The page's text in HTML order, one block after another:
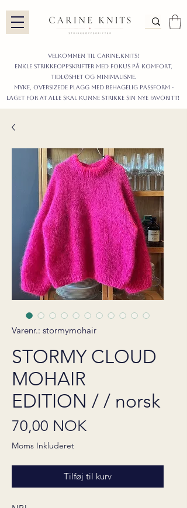
Velkommen til carine.knits!
enkle STRIKKEoppskrifter MED FOKUS PÅ KOMFORT,
TIDLØShet OG MINIMALISme.
myke, oversizede plagg med behagelig passform -
LAGET FOR AT ALLE skal KUNNE strikke sIN nyE favoritt!
Varenr.: stormymohair
STORMY CLOUD
MOHAIR
EDITION / / norsk
70,00 NOKPris
Moms Inkluderet
Tilføj til kurv